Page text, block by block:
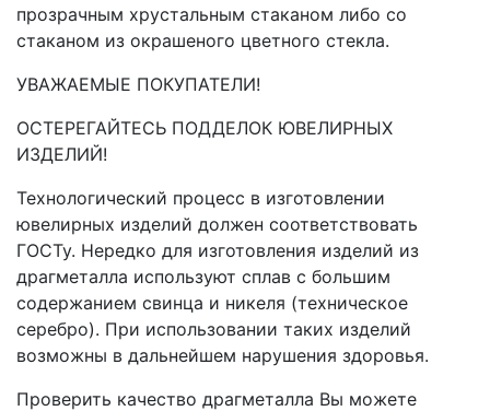
прозрачным хрустальным стаканом либо со
стаканом из окрашеного цветного стекла.
УВАЖАЕМЫЕ ПОКУПАТЕЛИ!
ОСТЕРЕГАЙТЕСЬ ПОДДЕЛОК ЮВЕЛИРНЫХ
ИЗДЕЛИЙ!
Технологический процесс в изготовлении
ювелирных изделий должен соответствовать
ГОСТу. Нередко для изготовления изделий из
драгметалла используют сплав с большим
содержанием свинца и никеля (техническое
серебро). При использовании таких изделий
возможны в дальнейшем нарушения здоровья.
Проверить качество драгметалла Вы можете